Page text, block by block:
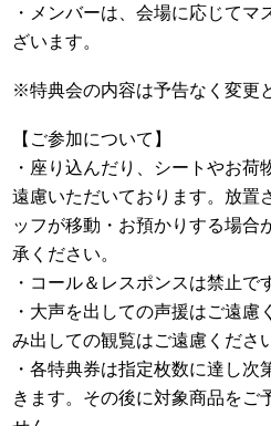
・メンバーは、会場に応じて
ざいます。
※特典会の内容は予告なく変更
【ご参加について】
・座り込んだり、シートやお
遠慮いただいております。放置
ッフが移動・お預かりする場合
承ください。
・コール＆レスポンスは禁止で
・大声を出しての声援はご遠慮
み出しての観覧はご遠慮くださ
・各特典券は指定枚数に達し
きます。その後に対象商品をご